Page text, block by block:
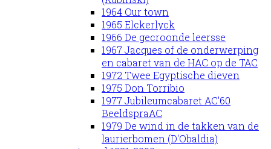
1964 Our town
1965 Elckerlyck
1966 De gecroonde leersse
1967 Jacques of de onderwerping
en cabaret van de HAC op de TAC
1972 Twee Egyptische dieven
1975 Don Torribio
1977 Jubileumcabaret AC'60
BeeldspraAC
1979 De wind in de takken van de
laurierbomen (D'Obaldia)